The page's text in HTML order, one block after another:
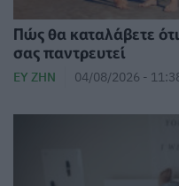
Πώς θα καταλάβετε
σας παντρευτεί
ΕΥ ΖΗΝ 04/08/2026 -